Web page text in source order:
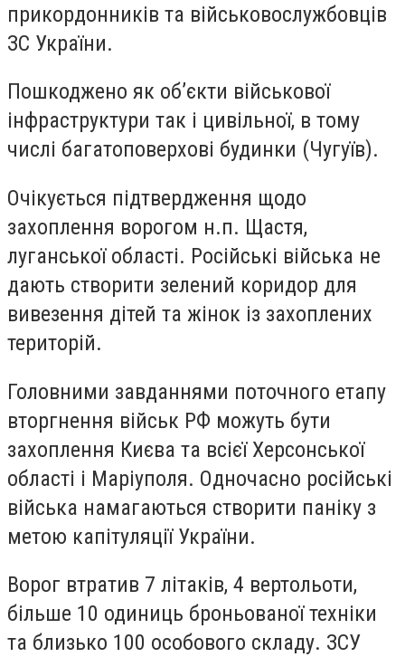
прикордонників та військовослужбовців
ЗС України.
Пошкоджено як об’єкти військової
інфраструктури так і цивільної, в тому
числі багатоповерхові будинки (Чугуїв).
Очікується підтвердження щодо
захоплення ворогом н.п. Щастя,
луганської області. Російські війська не
дають створити зелений коридор для
вивезення дітей та жінок із захоплених
територій.
Головними завданнями поточного етапу
вторгнення військ РФ можуть бути
захоплення Києва та всієї Херсонської
області і Маріуполя. Одночасно російські
війська намагаються створити паніку з
метою капітуляції України.
Ворог втратив 7 літаків, 4 вертольоти,
більше 10 одиниць броньованої техніки
та близько 100 особового складу. ЗСУ